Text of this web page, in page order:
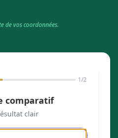
de vos coordonnées.
1/2
comparatif
clair